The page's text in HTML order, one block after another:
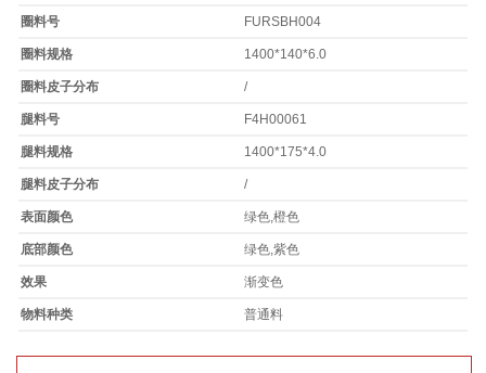
圈料号 FURSBH004
圈料规格 1400*140*6.0
圈料皮子分布 /
腿料号 F4H00061
腿料规格 1400*175*4.0
腿料皮子分布 /
表面颜色 绿色,橙色
底部颜色 绿色,紫色
效果 渐变色
物料种类 普通料